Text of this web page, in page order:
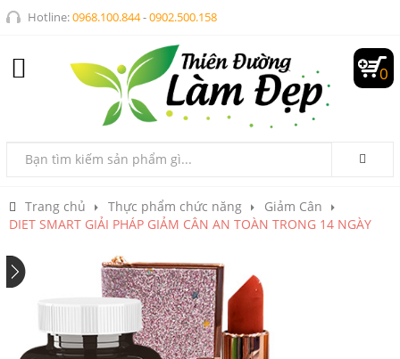
Hotline:0968.100.844-0902.500.158
0
Trang chủ Thực phẩm chức năng
Giảm Cân
DIET SMART GIẢI PHÁP GIẢM CÂN AN TOÀN TRONG 14 NGÀY